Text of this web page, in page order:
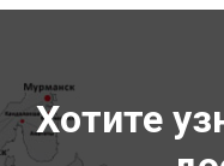
Хотите